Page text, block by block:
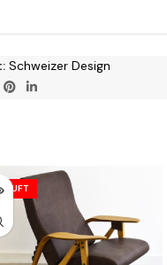
Schweizer Design